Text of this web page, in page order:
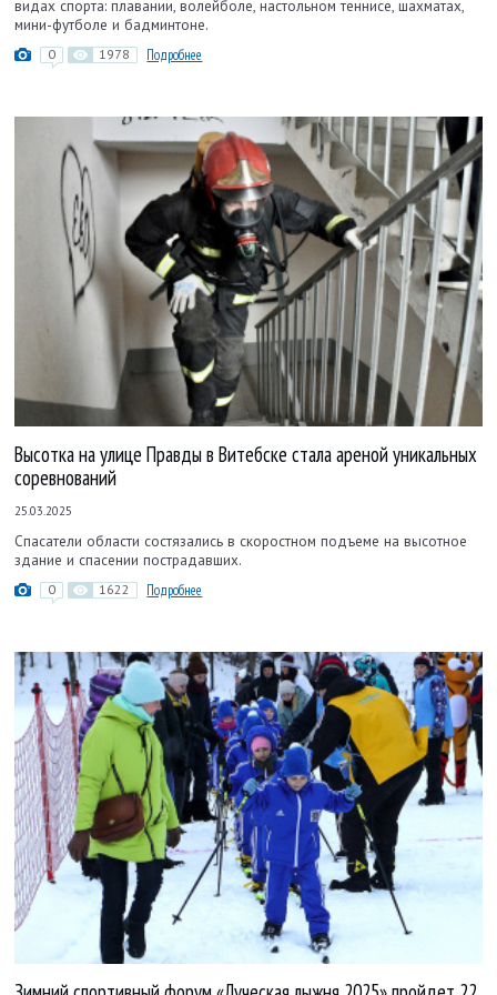
видах спорта: плавании, волейболе, настольном теннисе, шахматах,
мини-футболе и бадминтоне.
0 1978 Подробнее
Высотка на улице Правды в Витебске стала ареной уникальных
соревнований
25.03.2025
Спасатели области состязались в скоростном подъеме на высотное
здание и спасении пострадавших.
0 1622 Подробнее